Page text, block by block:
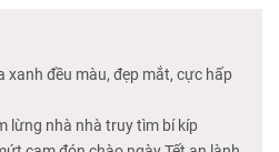
xanh đều màu, đẹp mắt, cực hấp
lừng nhà nhà truy tìm bí kíp